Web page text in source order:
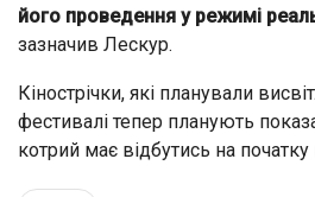
його проведення у режимі
зазначив Лескур.
Кінострічки, які планували
фестивалі тепер планують
котрий має відбутись на